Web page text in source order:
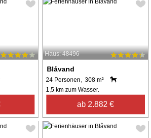
Haus: 48496
Blåvand
24 Personen, 308 m²
1,5 km zum Wasser.
ab 2.882 €